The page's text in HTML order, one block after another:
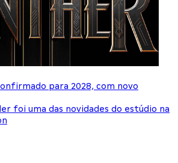
para 2028, com novo
foi uma das novidades do estúdio na